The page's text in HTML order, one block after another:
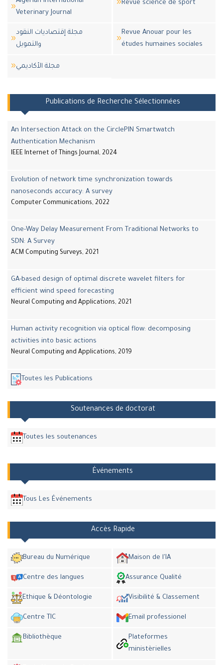
Veterinary Journal
Revue science de sport
مجلة إقتصاديات النقود
والتمويل
Revue Anouar pour les
études humaines sociales
مجلة اﻷكاديمي
Publications de Recherche Sélectionnées
An Intersection Attack on the CirclePIN Smartwatch
Authentication Mechanism
IEEE Internet of Things Journal, 2024
Evolution of network time synchronization towards
nanoseconds accuracy: A survey
Computer Communications, 2022
One-Way Delay Measurement From Traditional Networks to
SDN: A Survey
ACM Computing Surveys, 2021
GA-based design of optimal discrete wavelet filters for
efficient wind speed forecasting
Neural Computing and Applications, 2021
Human activity recognition via optical flow: decomposing
activities into basic actions
Neural Computing and Applications, 2019
Toutes les Publications
Soutenances de doctorat
Toutes les soutenances
Événements
Tous Les Événements
Accès Rapide
Bureau du Numérique Maison de l'IA
Centre des langues Assurance Qualité
Ethique & Déontologie Visibilité & Classement
Centre TIC Email professionel
Bibliothèque
Plateformes
ministèrielles